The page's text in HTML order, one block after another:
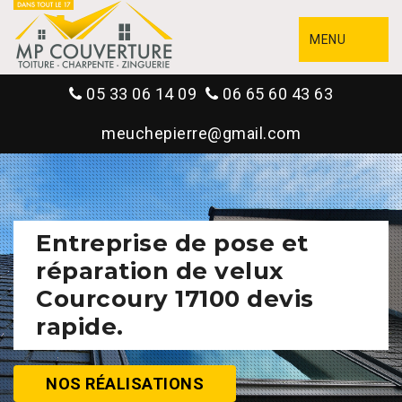
MENU
05 33 06 14 09 06 65 60 43 63
meuchepierre@gmail.com
Entreprise de pose et
réparation de velux
Courcoury 17100 devis
rapide.
NOS RÉALISATIONS